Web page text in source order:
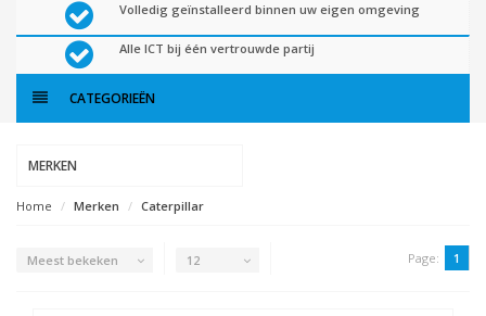
Volledig geïnstalleerd binnen uw eigen omgeving
Alle ICT bij één vertrouwde partij
CATEGORIEËN
MERKEN
Home Merken Caterpillar
Meest bekeken 12 Page: 1